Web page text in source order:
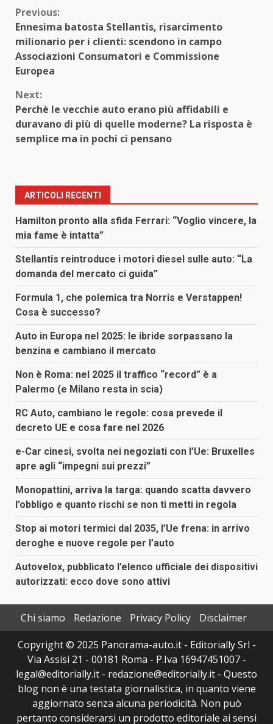
Continue
Reading
Previous:
Ennesima batosta Stellantis, risarcimento
milionario per i clienti: scendono in campo
Associazioni Consumatori e Commissione
Europea
Next:
Perchè le vecchie auto erano più affidabili e
duravano di più di quelle moderne? La risposta è
semplice ma in pochi ci pensano
ARTICOLI RECENTI
Hamilton pronto alla sfida Ferrari: “Voglio vincere, la
mia fame è intatta”
Stellantis reintroduce i motori diesel sulle auto: “La
domanda del mercato ci guida”
Formula 1, che polemica tra Norris e Verstappen!
Cosa è successo?
Auto in Europa nel 2025: le ibride sorpassano la
benzina e cambiano il mercato
Non è Roma: nel 2025 il traffico “record” è a
Palermo (e Milano resta in scia)
RC Auto, cambiano le regole: cosa prevede il
decreto UE e cosa fare nel 2026
e-Car cinesi, svolta nei negoziati con l’Ue: Bruxelles
apre agli “impegni sui prezzi”
Monopattini, arriva la targa: quando scatta davvero
l’obbligo e quanto rischi se non ti metti in regola
Stop ai motori termici dal 2035, l’Ue frena: in arrivo
deroghe e nuove regole per l’auto
Autovelox, pubblicato l’elenco ufficiale dei dispositivi
autorizzati: ecco dove sono attivi
Chi siamo Redazione Privacy Policy
Disclaimer
Copyright © 2025 Panorama-auto.it - Editorially Srl -
Via Assisi 21 - 00181 Roma - P.Iva 16947451007 -
legal@editorially.it - redazione@editorially.it - Questo
blog non è una testata giornalistica, in quanto viene
aggiornato senza alcuna periodicità. Non può
pertanto considerarsi un prodotto editoriale ai sensi